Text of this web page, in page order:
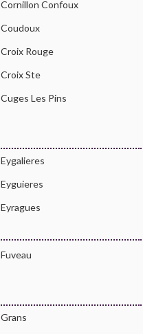
Cornillon Confoux
Coudoux
Croix Rouge
Croix Ste
Cuges Les Pins
Eygalieres
Eyguieres
Eyragues
Fuveau
Grans